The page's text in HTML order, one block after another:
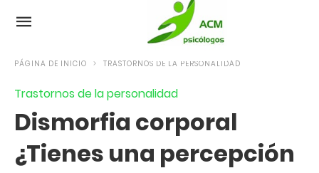
PÁGINA DE INICIO TRASTORNOS DE LA PERSONALIDAD
Trastornos de la personalidad
Dismorfia corporal
¿Tienes una percepción